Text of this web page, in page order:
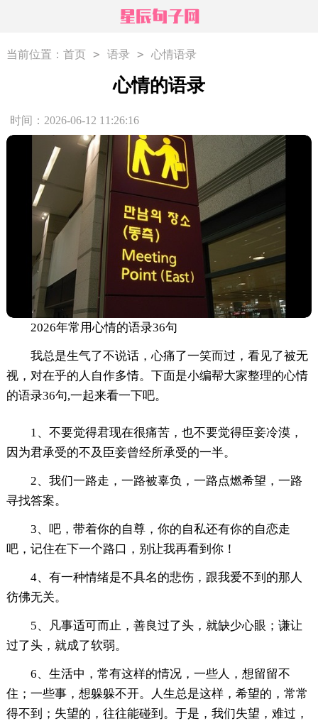
当前位置： 首页 > 语录 > 心情语录
心情的语录
时间：2026-06-12 11:26:16
2026年常用心情的语录36句
我总是生气了不说话，心痛了一笑而过，看见了被无
视，对在乎的人自作多情。下面是小编帮大家整理的心情
的语录36句,一起来看一下吧。
1、不要觉得君现在很痛苦，也不要觉得臣妾冷漠，
因为君承受的不及臣妾曾经所承受的一半。
2、我们一路走，一路被辜负，一路点燃希望，一路
寻找答案。
3、吧，带着你的自尊，你的自私还有你的自恋走
吧，记住在下一个路口，别让我再看到你！
4、有一种情绪是不具名的悲伤，跟我爱不到的那人
彷佛无关。
5、凡事适可而止，善良过了头，就缺少心眼；谦让
过了头，就成了软弱。
6、生活中，常有这样的情况，一些人，想留留不
住；一些事，想躲躲不开。人生总是这样，希望的，常常
得不到；失望的，往往能碰到。于是，我们失望，难过，